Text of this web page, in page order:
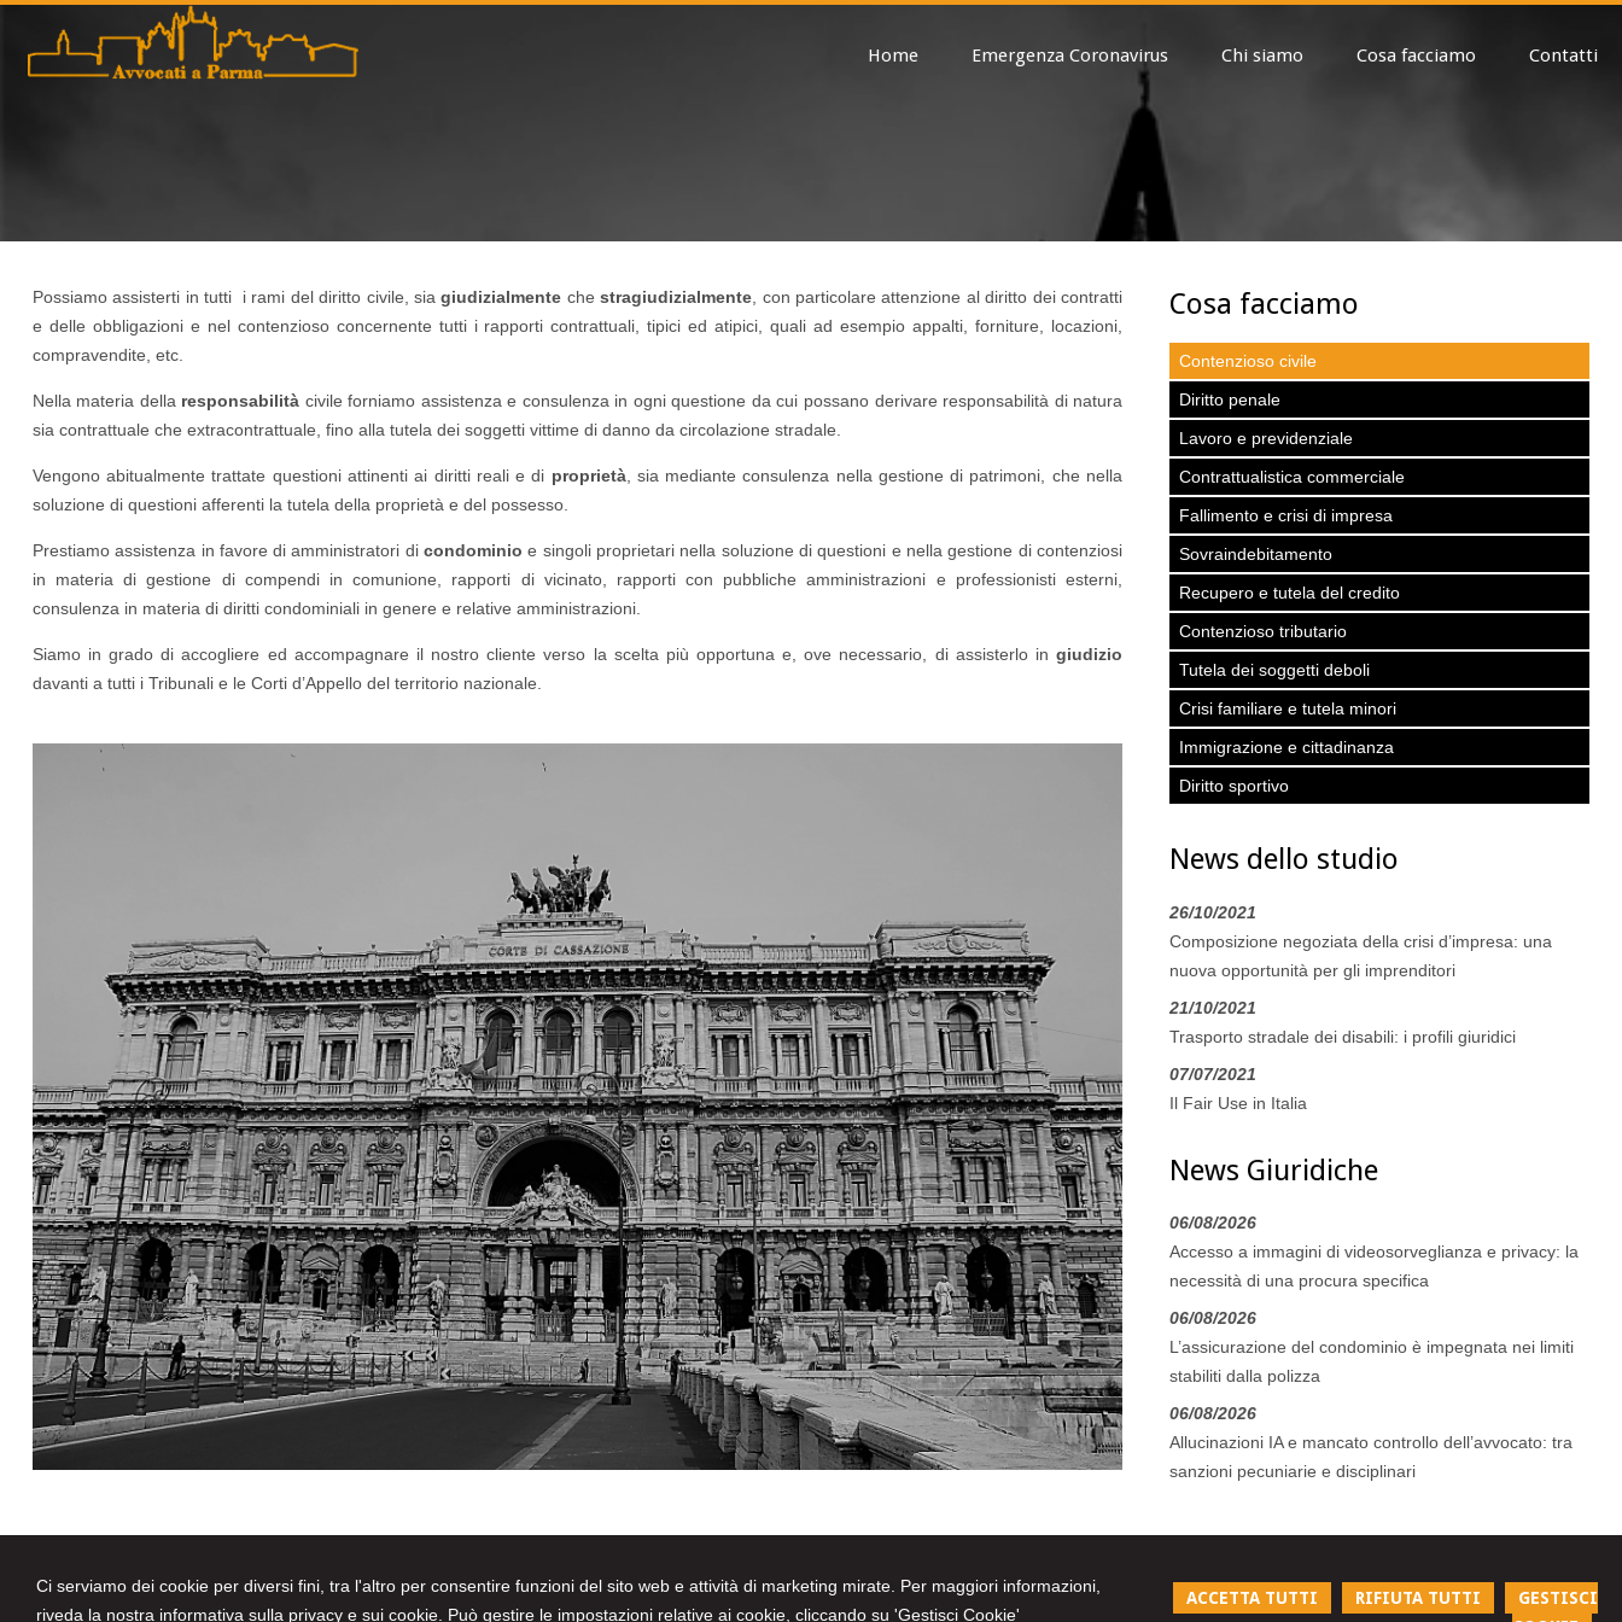
Ci serviamo dei cookie per diversi fini, tra l'altro per consentire funzioni del sito web e attività di marketing mirate. Per maggiori informazioni,
riveda la nostra informativa sulla privacy e sui cookie. Può gestire le impostazioni relative ai cookie, cliccando su 'Gestisci Cookie'
ACCETTA TUTTI RIFIUTA TUTTI
GESTISCI
Home Emergenza Coronavirus Chi siamo Cosa facciamo Contatti
Possiamo assisterti in tutti i rami del diritto civile, siagiudizialmente chestragiudizialmente , con particolare attenzione al diritto dei contratti
e delle obbligazioni e nel contenzioso concernente tutti i rapporti contrattuali, tipici ed atipici, quali ad esempio appalti, forniture, locazioni,
compravendite, etc.
Nella materia della responsabilità civile forniamo assistenza e consulenza in ogni questione da cui possano derivare responsabilità di natura
sia contrattuale che extracontrattuale, fino alla tutela dei soggetti vittime di danno da circolazione stradale.
Vengono abitualmente trattate questioni attinenti ai diritti reali e di proprietà, sia mediante consulenza nella gestione di patrimoni, che nella
soluzione di questioni afferenti la tutela della proprietà e del possesso.
Prestiamo assistenza in favore di amministratori dicondominio e singoli proprietari nella soluzione di questioni e nella gestione di contenziosi
in materia di gestione di compendi in comunione, rapporti di vicinato, rapporti con pubbliche amministrazioni e professionisti esterni,
consulenza in materia di diritti condominiali in genere e relative amministrazioni.
Siamo in grado di accogliere ed accompagnare il nostro cliente verso la scelta più opportuna e, ove necessario, di assisterlo ingiudizio
davanti a tutti i Tribunali e le Corti d’Appello del territorio nazionale.
Cosa facciamo
Contenzioso civile
Diritto penale
Lavoro e previdenziale
Contrattualistica commerciale
Fallimento e crisi di impresa
Sovraindebitamento
Recupero e tutela del credito
Contenzioso tributario
Tutela dei soggetti deboli
Crisi familiare e tutela minori
Immigrazione e cittadinanza
Diritto sportivo
News dello studio
26/10/2021
Composizione negoziata della crisi d’impresa: una
nuova opportunità per gli imprenditori
21/10/2021
Trasporto stradale dei disabili: i profili giuridici
07/07/2021
Il Fair Use in Italia
News Giuridiche
06/08/2026
Accesso a immagini di videosorveglianza e privacy: la
necessità di una procura specifica
06/08/2026
L’assicurazione del condominio è impegnata nei limiti
stabiliti dalla polizza
06/08/2026
Allucinazioni IA e mancato controllo dell’avvocato: tra
sanzioni pecuniarie e disciplinari
Avvocati a Parma